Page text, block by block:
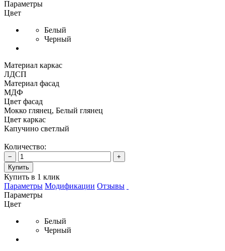
Параметры
Цвет
Белый
Черный
Материал каркас
ЛДСП
Материал фасад
МДФ
Цвет фасад
Мокко глянец, Белый глянец
Цвет каркас
Капучино светлый
Количество:
−
+
Купить
Купить в 1 клик
Параметры Модификации Отзывы
Параметры
Цвет
Белый
Черный